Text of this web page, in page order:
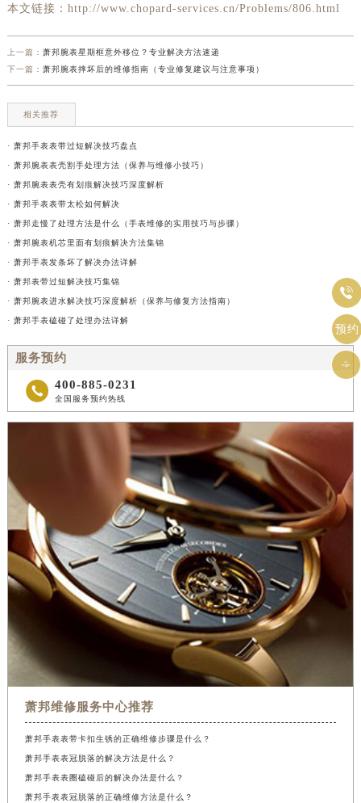
本文链接：http://www.chopard-services.cn/Problems/806.html
上一篇： 萧邦腕表星期框意外移位？专业解决方法速递
下一篇： 萧邦腕表摔坏后的维修指南（专业修复建议与注意事项）
相关推荐
· 萧邦手表表带过短解决技巧盘点
· 萧邦腕表表壳割手处理方法（保养与维修小技巧）
· 萧邦腕表表壳有划痕解决技巧深度解析
· 萧邦手表表带太松如何解决
· 萧邦走慢了处理方法是什么（手表维修的实用技巧与步骤）
· 萧邦腕表机芯里面有划痕解决方法集锦
· 萧邦手表发条坏了解决办法详解
· 萧邦表带过短解决技巧集锦
· 萧邦腕表进水解决技巧深度解析（保养与修复方法指南）
· 萧邦手表磕碰了处理办法详解
服务预约
 400-885-0231
全国服务预约热线
萧邦维修服务中心推荐
萧邦手表表带卡扣生锈的正确维修步骤是什么？
萧邦手表表冠脱落的解决方法是什么？
萧邦手表表圈磕碰后的解决办法是什么？
萧邦手表表冠脱落的正确维修方法是什么？

预约
